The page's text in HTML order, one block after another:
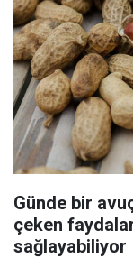
Günde bir
çeken
sağlayabiliyor